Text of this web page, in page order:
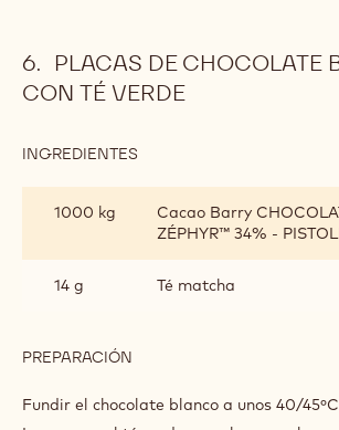
PLACAS DE CHOCOLATE
CON TÉ VERDE
INGREDIENTES
CHOCOLATE
BLANCO
CON
1000 kg
Cacao Barry
ZÉPHYR™ 34% -
14 g Té matcha
PREPARACIÓN
DE
Fundir el chocolate blanco a unos 40/